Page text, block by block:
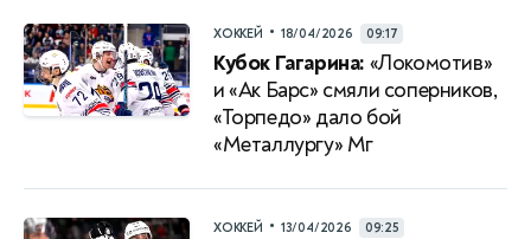
ХОККЕЙ • 18/04/2026 09:17
Кубок Гагарина: «Локомотив»
и «Ак Барс» смяли соперников,
«Торпедо» дало бой
«Металлургу» Мг
ХОККЕЙ • 13/04/2026 09:25